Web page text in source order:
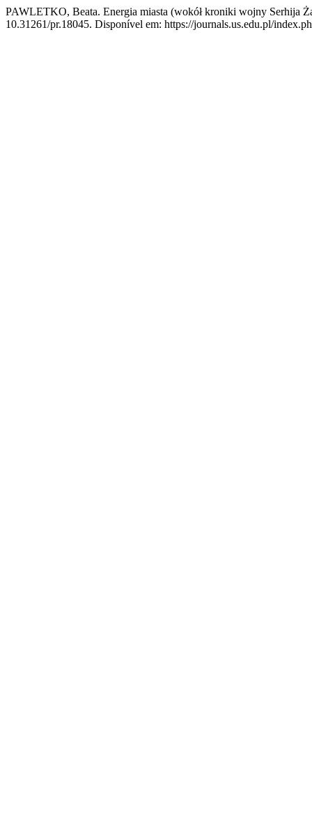
PAWLETKO, Beata. Energia miasta (wokół kroniki wojny Serhija
10.31261/pr.18045. Disponível em: https://journals.us.edu.pl/